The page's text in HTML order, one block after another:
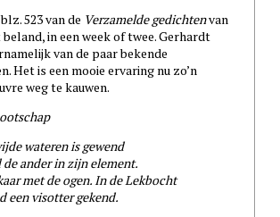
523 van de Verzamelde gedichtenvan
in een week of twee. Gerhardt
van de paar bekende
Het is een mooie ervaring nu zo’n
weg te kauwen.
wateren is gewend
ander in zijn element.
met de ogen. In de Lekbocht
een visotter gekend.